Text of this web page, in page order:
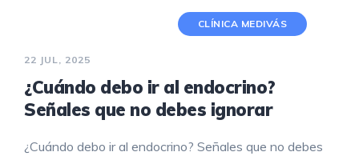
CLÍNICA MEDIVÁS
22 JUL, 2025
¿Cuándo debo ir al endocrino?
Señales que no debes ignorar
¿Cuándo debo ir al endocrino? Señales que no debes